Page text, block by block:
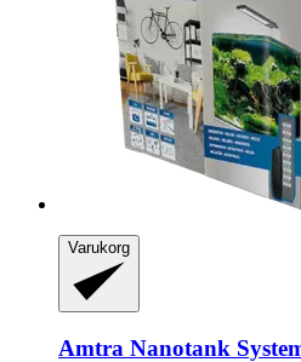
Varukorg
Amtra Nanotank